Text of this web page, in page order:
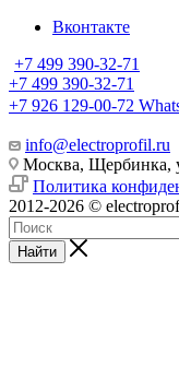
Вконтакте
+7 499 390-32-71
+7 499 390-32-71
+7 926 129-00-72
info@electroprofil.ru
Москва, Щербинка,
Политика
2012-2026 ©
Найти